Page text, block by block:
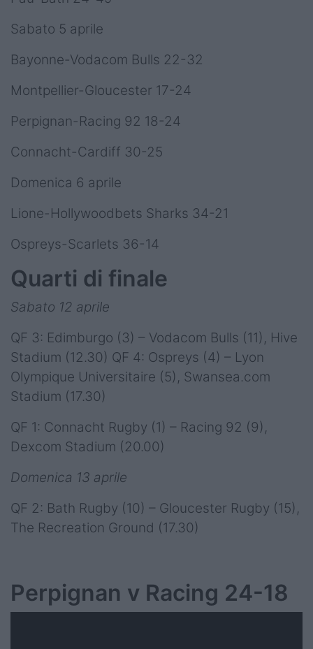
Sabato 5 aprile
Bayonne-Vodacom Bulls 22-32
Montpellier-Gloucester 17-24
Perpignan-Racing 92 18-24
Connacht-Cardiff 30-25
Domenica 6 aprile
Lione-Hollywoodbets Sharks 34-21
Ospreys-Scarlets 36-14
Quarti di finale
Sabato 12 aprile
QF 3: Edimburgo (3) – Vodacom Bulls (11), Hive
Stadium (12.30) QF 4: Ospreys (4) – Lyon
Olympique Universitaire (5), Swansea.com
Stadium (17.30)
QF 1: Connacht Rugby (1) – Racing 92 (9),
Dexcom Stadium (20.00)
Domenica 13 aprile
QF 2: Bath Rugby (10) – Gloucester Rugby (15),
The Recreation Ground (17.30)
Perpignan v Racing 24-18